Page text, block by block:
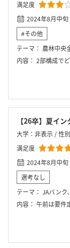
満足度
2024年8月中旬
#その他
テーマ： 農林中央
内容： 2部構成でどちらもSIerの上流工程ワーク
【26卒】夏イ
大学：非表示 / 性
満足度
2024年8月中旬
選考なし
テーマ： JAバンク、農
内容： 午前は要件定義に関するグループワークを主に行う。実際の開発をもとにしたワークで、スプレッドシート上に表